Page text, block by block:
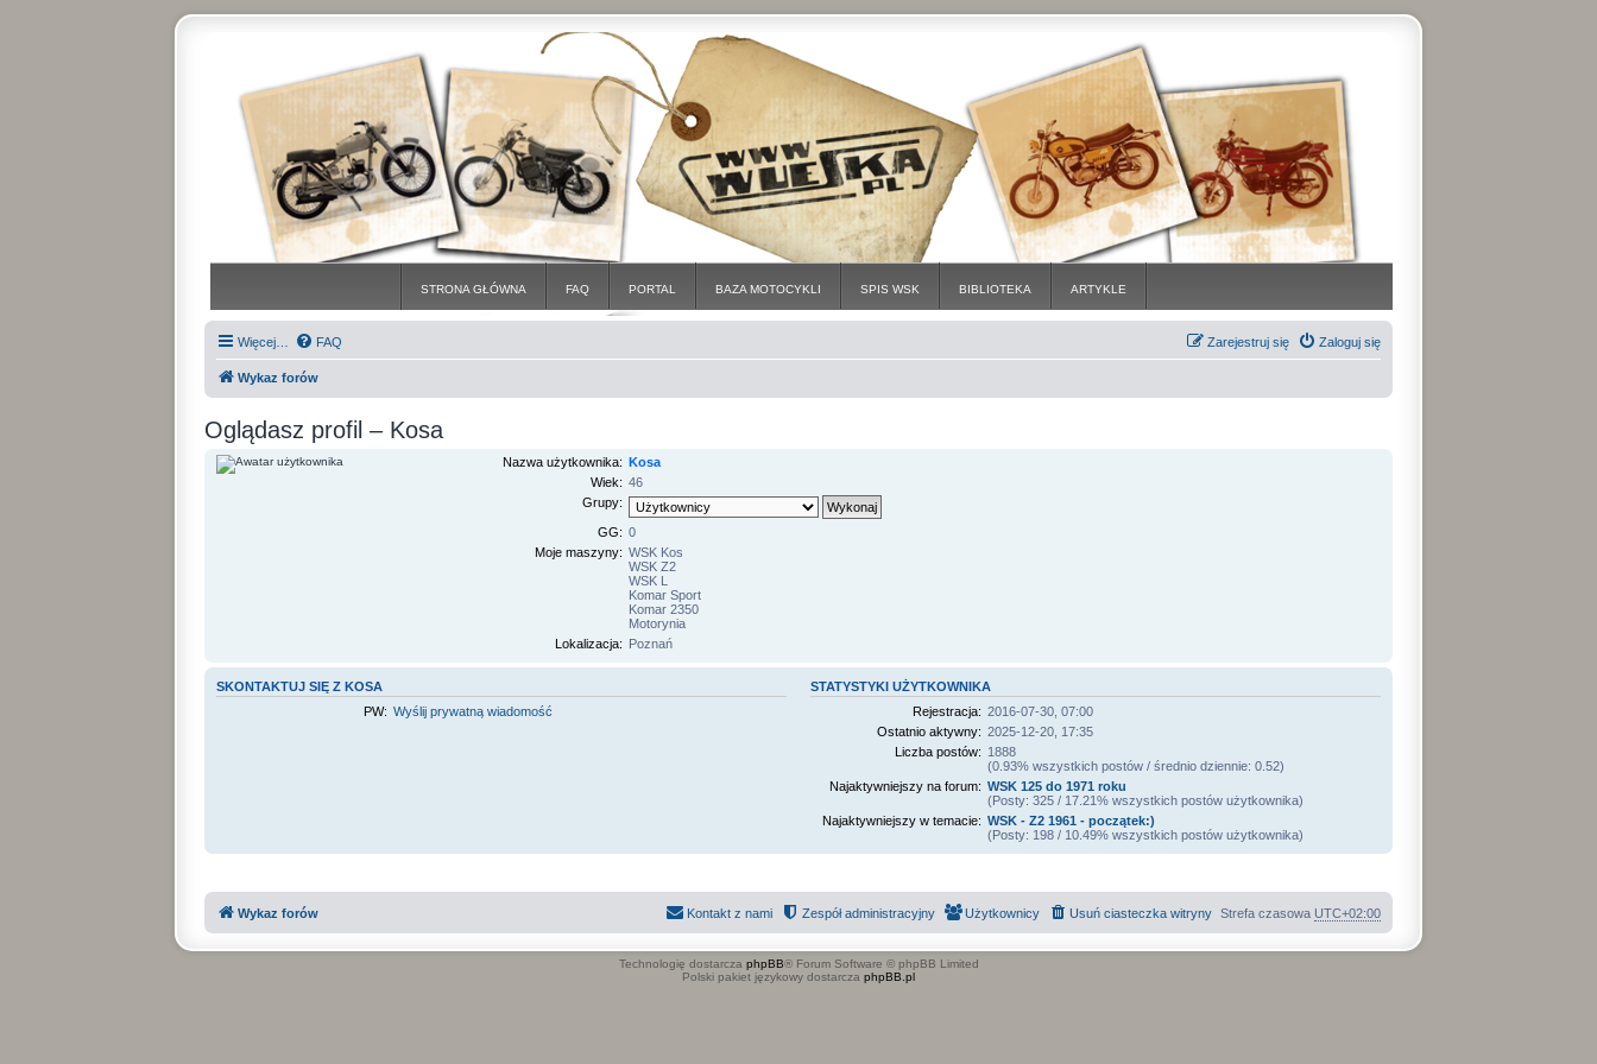
STRONA GŁÓWNA FAQ PORTAL BAZA MOTOCYKLI SPIS WSK BIBLIOTEKA ARTYKLE
Więcej… FAQ Zaloguj się
Zarejestruj się
Wykaz forów
Oglądasz profil – Kosa
Nazwa użytkownika: Kosa
Wiek: 46
Grupy:
GG: 0
Moje maszyny: WSK Kos
WSK Z2
WSK L
Komar Sport
Komar 2350
Motorynia
Lokalizacja: Poznań
SKONTAKTUJ SIĘ Z KOSA
PW: Wyślij prywatną wiadomość
STATYSTYKI UŻYTKOWNIKA
Rejestracja: 2016-07-30, 07:00
Ostatnio aktywny: 2025-12-20, 17:35
Liczba postów: 1888
(0.93% wszystkich postów / średnio dziennie: 0.52)
Najaktywniejszy na forum: WSK 125 do 1971 roku
(Posty: 325 / 17.21% wszystkich postów użytkownika)
Najaktywniejszy w temacie: WSK - Z2 1961 - początek:)
(Posty: 198 / 10.49% wszystkich postów użytkownika)
Wykaz forów Strefa czasowa UTC+02:00
Usuń ciasteczka witryny
Użytkownicy
Zespół administracyjny
Kontakt z nami
Technologię dostarcza phpBB® Forum Software © phpBB Limited
Polski pakiet językowy dostarcza phpBB.pl